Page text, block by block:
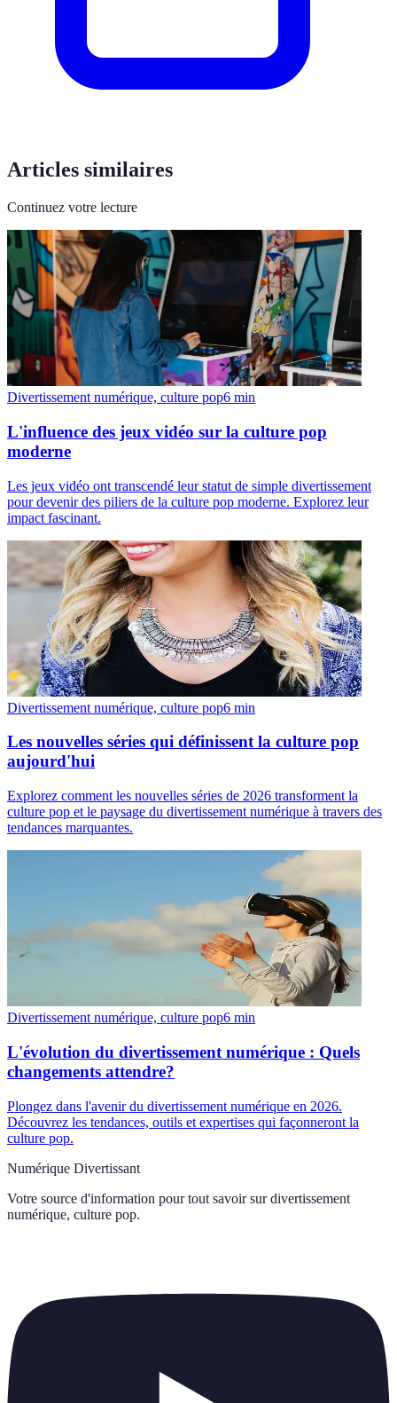
Articles similaires
Continuez votre lecture
Divertissement numérique, culture pop6 min
L'influence des jeux vidéo sur la culture pop
moderne
Les jeux vidéo ont transcendé leur statut de simple divertissement
pour devenir des piliers de la culture pop moderne. Explorez leur
impact fascinant.
Divertissement numérique, culture pop6 min
Les nouvelles séries qui définissent la culture pop
aujourd'hui
Explorez comment les nouvelles séries de 2026 transforment la
culture pop et le paysage du divertissement numérique à travers des
tendances marquantes.
Divertissement numérique, culture pop6 min
L'évolution du divertissement numérique : Quels
changements attendre?
Plongez dans l'avenir du divertissement numérique en 2026.
Découvrez les tendances, outils et expertises qui façonneront la
culture pop.
Numérique Divertissant
Votre source d'information pour tout savoir sur divertissement
numérique, culture pop.